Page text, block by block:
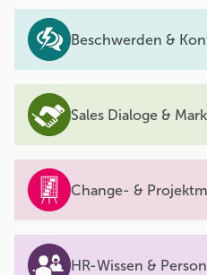
Beschwerden &
Sales Dialoge &
Change- &
HR-Wissen &